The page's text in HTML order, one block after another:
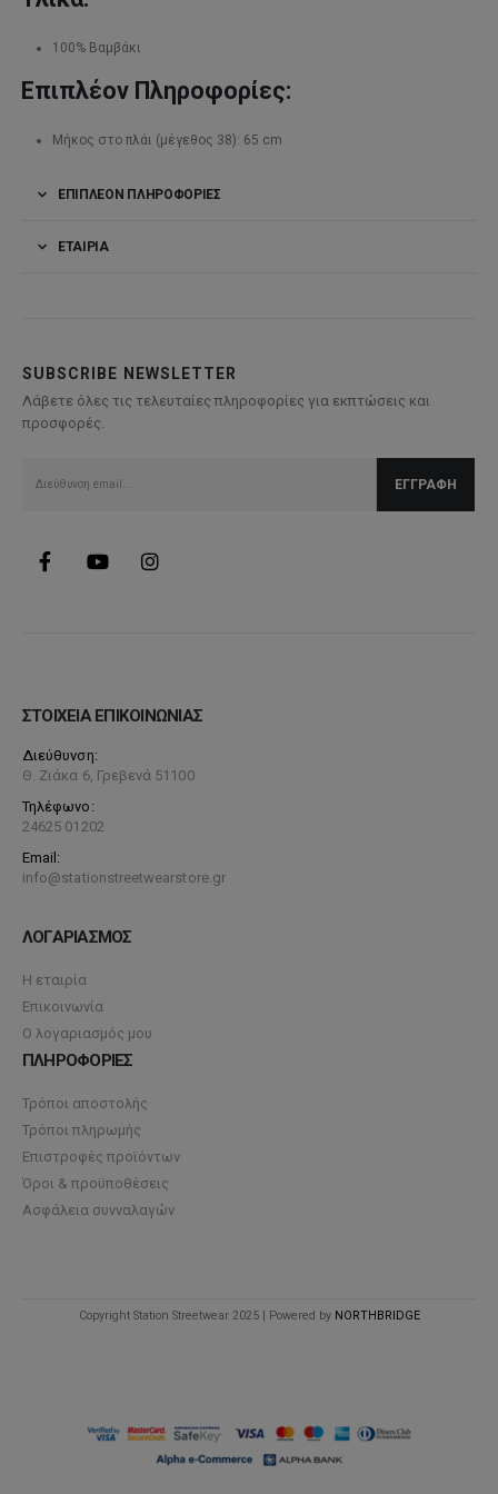
100% Βαμβάκι
Επιπλέον Πληροφορίες:
Μήκος στο πλάι (μέγεθος 38): 65 cm
ΕΠΙΠΛΈΟΝ ΠΛΗΡΟΦΟΡΊΕΣ
ΕΤΑΙΡΊΑ
SUBSCRIBE NEWSLETTER
Λάβετε όλες τις τελευταίες πληροφορίες για εκπτώσεις και
προσφορές.
ΣΤΟΙΧΕΙΑ ΕΠΙΚΟΙΝΩΝΙΑΣ
Διεύθυνση:
Θ. Ζιάκα 6, Γρεβενά 51100
Τηλέφωνο:
24625 01202
Email:
info@stationstreetwearstore.gr
ΛΟΓΑΡΙΑΣΜΟΣ
Η εταιρία
Επικοινωνία
Ο λογαριασμός μου
ΠΛΗΡΟΦΟΡΙΕΣ
Τρόποι αποστολής
Τρόποι πληρωμής
Επιστροφές προϊόντων
Όροι & προϋποθέσεις
Ασφάλεια συνναλαγών
Copyright Station Streetwear 2025 | Powered by NORTHBRIDGE